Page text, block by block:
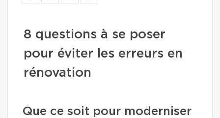
8 questions à se poser
pour éviter les erreurs en
rénovation
Que ce soit pour moderniser